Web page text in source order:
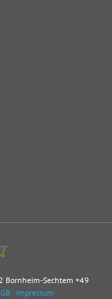
Bornheim-Sechtem +49
Impressum